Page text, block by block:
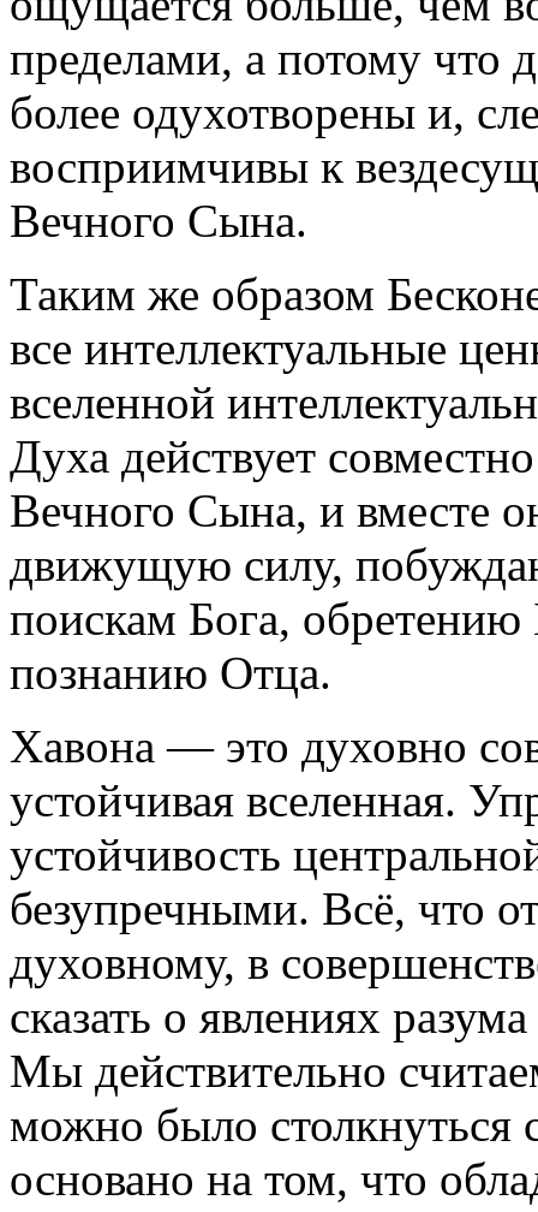
пределами, а потому что
более одухотворены и,
восприимчивы к
Вечного Сына.
Таким же образом
все интеллектуальные
вселенной
Духа действует
Вечного Сына, и вместе
движущую силу,
поискам Бога,
познанию Отца.
Хавона — это духовно
устойчивая вселенная.
устойчивость
безупречными. Всё, что
духовному, в
сказать о явлениях
Мы действительно
можно было столкнуться
основано на том, что